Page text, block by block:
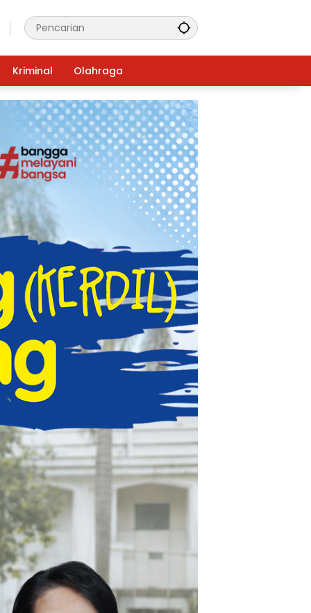
Kriminal Olahraga